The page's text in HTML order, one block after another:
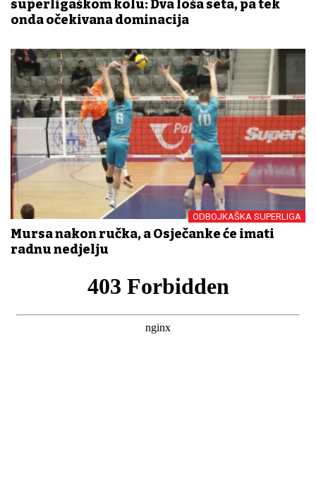
superligaškom kolu: Dva loša seta, pa tek
onda očekivana dominacija
ODBOJKAŠKA SUPERLIGA
Mursa nakon ručka, a Osječanke će imati
radnu nedjelju